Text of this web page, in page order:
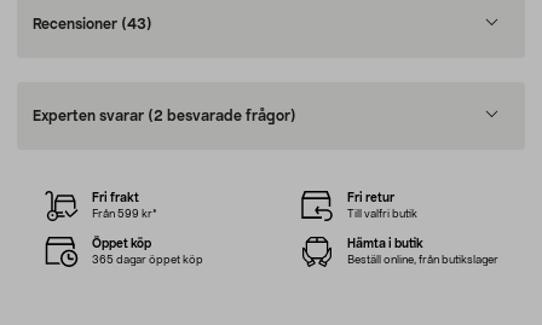
Recensioner (43)
Experten svarar (2 besvarade frågor)
Fri frakt
Från 599 kr*
Fri retur
Till valfri butik
Öppet köp
365 dagar öppet köp
Hämta i butik
Beställ online, från butikslager